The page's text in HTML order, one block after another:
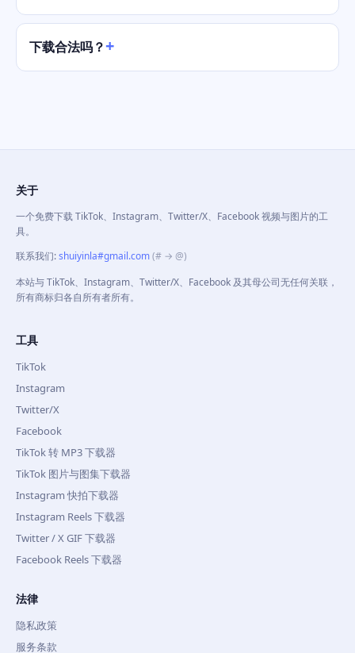
下载合法吗？
关于
一个免费下载 TikTok、Instagram、Twitter/X、Facebook 视频与图片的工
具。
联系我们:shuiyinla#gmail.com(# → @)
本站与 TikTok、Instagram、Twitter/X、Facebook 及其母公司无任何关联，
所有商标归各自所有者所有。
工具
TikTok
Instagram
Twitter/X
Facebook
TikTok 转 MP3 下载器
TikTok 图片与图集下载器
Instagram 快拍下载器
Instagram Reels 下载器
Twitter / X GIF 下载器
Facebook Reels 下载器
法律
隐私政策
服务条款